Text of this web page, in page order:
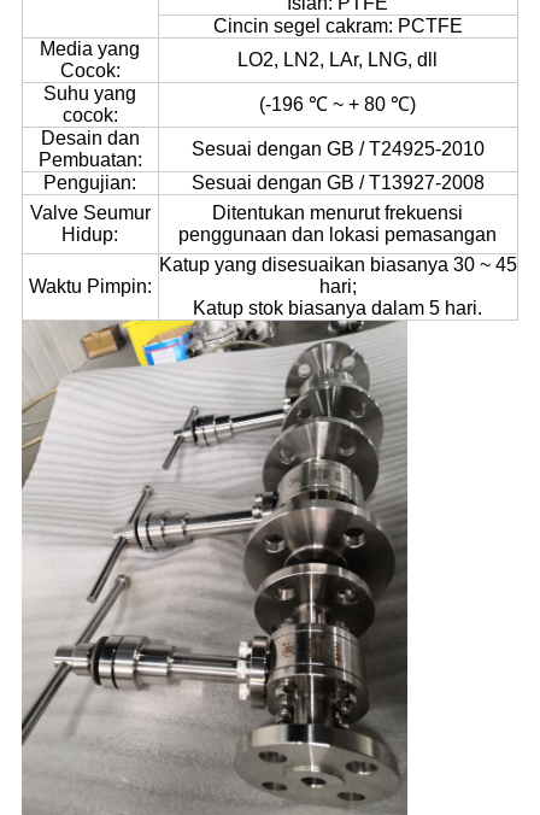
Cincin segel cakram: PCTFE
Media yang
Cocok:
LO2, LN2, LAr, LNG, dll
Suhu yang
cocok:
(-196 ℃ ~ + 80 ℃)
Desain dan
Pembuatan:
Sesuai dengan GB / T24925-2010
Pengujian:
Sesuai dengan GB / T13927-2008
Valve Seumur
Hidup:
Ditentukan menurut frekuensi
penggunaan dan lokasi pemasangan
Waktu Pimpin:
Katup yang disesuaikan biasanya 30 ~ 45
hari;
Katup stok biasanya dalam 5 hari.